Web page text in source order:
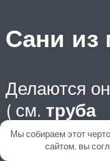
Сани из
Делаются
( см. труба
Мы собираем этот
сайтом, вы